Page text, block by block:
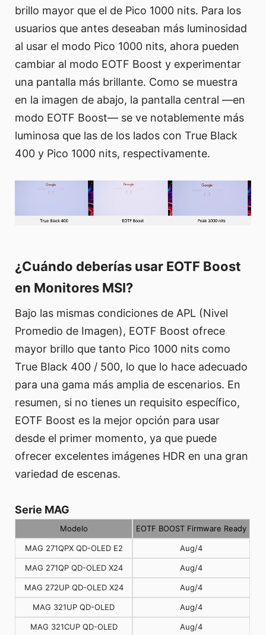
brillo mayor que el de Pico 1000 nits. Para los
usuarios que antes deseaban más luminosidad
al usar el modo Pico 1000 nits, ahora pueden
cambiar al modo EOTF Boost y experimentar
una pantalla más brillante. Como se muestra
en la imagen de abajo, la pantalla central —en
modo EOTF Boost— se ve notablemente más
luminosa que las de los lados con True Black
400 y Pico 1000 nits, respectivamente.
¿Cuándo deberías usar EOTF Boost
en Monitores MSI?
Bajo las mismas condiciones de APL (Nivel
Promedio de Imagen), EOTF Boost ofrece
mayor brillo que tanto Pico 1000 nits como
True Black 400 / 500, lo que lo hace adecuado
para una gama más amplia de escenarios. En
resumen, si no tienes un requisito específico,
EOTF Boost es la mejor opción para usar
desde el primer momento, ya que puede
ofrecer excelentes imágenes HDR en una gran
variedad de escenas.
Serie MAG
Modelo EOTF BOOST Firmware Ready
MAG 271QPX QD-OLED E2 Aug/4
MAG 271QP QD-OLED X24 Aug/4
MAG 272UP QD-OLED X24 Aug/4
MAG 321UP QD-OLED Aug/4
MAG 321CUP QD-OLED Aug/4